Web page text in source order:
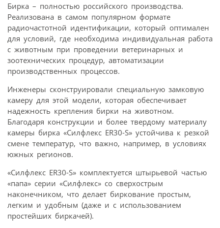
Бирка – полностью российского производства.
Реализована в самом популярном формате
радиочастотной идентификации, который оптимален
для условий, где необходима индивидуальная работа
с животным при проведении ветеринарных и
зоотехнических процедур, автоматизации
производственных процессов.
Инженеры сконструировали специальную замковую
камеру для этой модели, которая обеспечивает
надежность крепления бирки на животном.
Благодаря конструкции и более твердому материалу
камеры бирка «Силфлекс ER30-S» устойчива к резкой
смене температур, что важно, например, в условиях
южных регионов.
«Силфлекс ER30-S» комплектуется штырьевой частью
«папа» серии «Силфлекс» со сверхострым
наконечником, что делает биркование простым,
легким и удобным (даже и с использованием
простейших биркачей).